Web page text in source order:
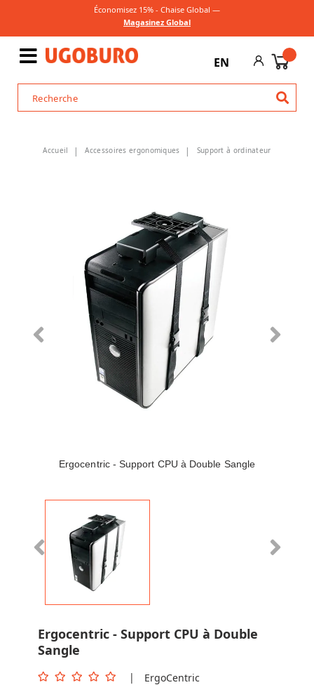
Économisez 15% - Chaise Global —
Magasinez Global
EN
Accueil Accessoires ergonomiques Support à ordinateur
Ergocentric - Support CPU à Double Sangle
Ergocentric - Support CPU à Double
Sangle
| ErgoCentric